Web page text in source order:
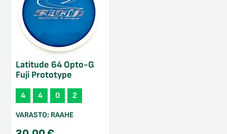
Latitude 64 Opto-G
Fuji Prototype
4 4 0 2
VARASTO: RAAHE